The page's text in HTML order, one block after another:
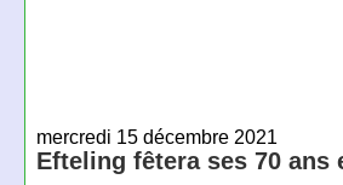
mercredi 15 décembre 2021
Efteling fêtera ses 70 ans